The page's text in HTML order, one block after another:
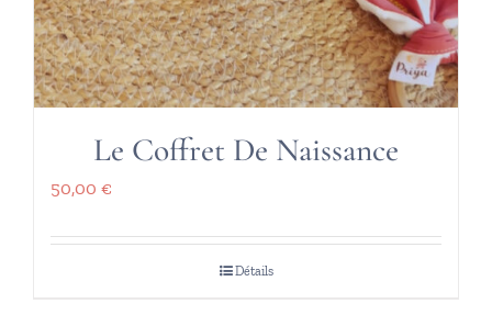
Le Coffret De Naissance
50,00 €
Détails